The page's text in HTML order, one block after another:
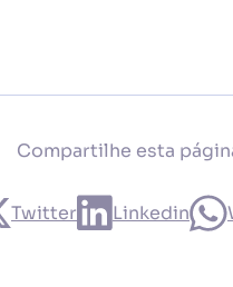
Compartilhe esta
Twitter Linkedin